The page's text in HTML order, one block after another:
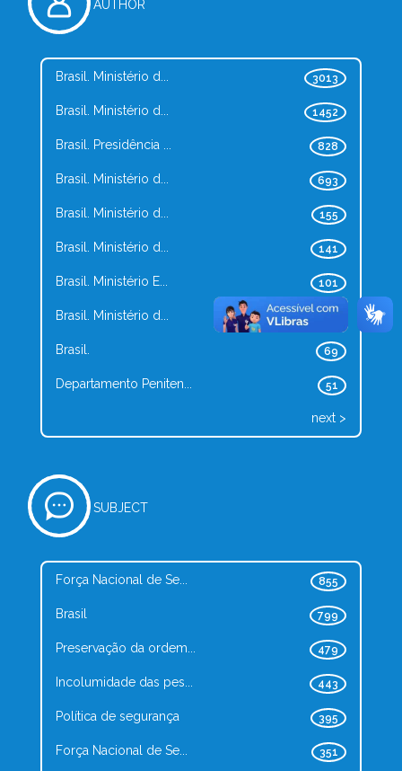
AUTHOR
3013
Brasil. Ministério d...
1452
Brasil. Ministério d...
828
Brasil. Presidência ...
693
Brasil. Ministério d...
155
Brasil. Ministério d...
141
Brasil. Ministério d...
101
Brasil. Ministério E...
Brasil. Ministério d...
69
Brasil.
51
Departamento Peniten...
next >
SUBJECT
855
Força Nacional de Se...
799
Brasil
479
Preservação da ordem...
443
Incolumidade das pes...
395
Política de segurança
351
Força Nacional de Se...